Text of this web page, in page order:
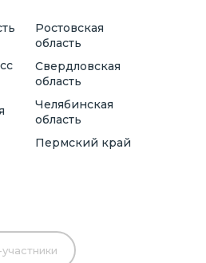
Ростовская
область
Свердловская
область
Челябинская
область
Пермский край